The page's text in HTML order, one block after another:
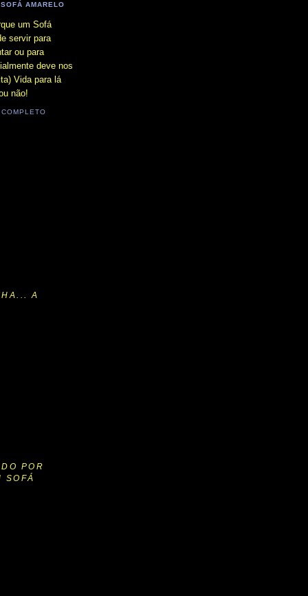
SOFÁ AMARELO
um Sofá
servir para
ou para
deve nos
Vida para lá
não!
A
POR
SOFÁ